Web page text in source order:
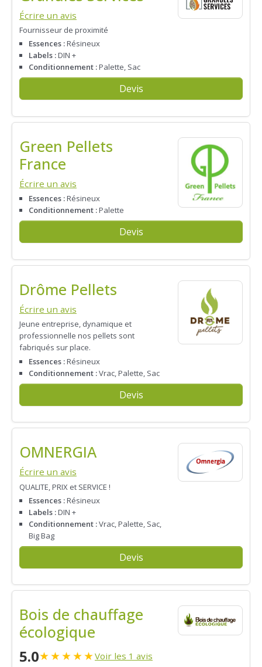
Écrire un avis
Fournisseur de proximité
Essences :Résineux
Labels :DIN +
Conditionnement :Palette, Sac
Devis
Green Pellets
France
Écrire un avis
Essences :Résineux
Conditionnement :Palette
Devis
Drôme Pellets
Écrire un avis
Jeune entreprise, dynamique et
professionnelle nos pellets sont
fabriqués sur place.
Essences :Résineux
Conditionnement :Vrac, Palette, Sac
Devis
OMNERGIA
Écrire un avis
QUALITE, PRIX et SERVICE !
Essences :Résineux
Labels :DIN +
Conditionnement :Vrac, Palette, Sac,
Big Bag
Devis
Bois de chauffage
écologique
5.0★★★★★Voir les 1 avis